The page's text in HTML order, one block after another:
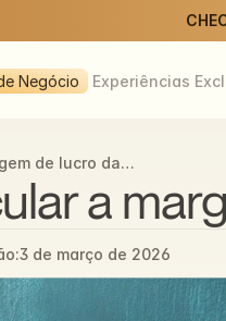
Negócio Experiências
de lucro da
a
3 de março de 2026